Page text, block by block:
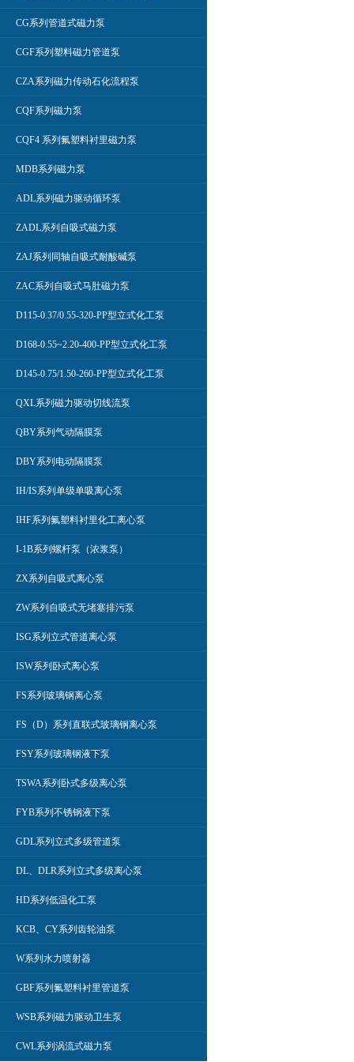
CG系列管道式磁力泵
CGF系列塑料磁力管道泵
CZA系列磁力传动石化流程泵
CQF系列磁力泵
CQF4 系列氟塑料衬里磁力泵
MDB系列磁力泵
ADL系列磁力驱动循环泵
ZADL系列自吸式磁力泵
ZAJ系列同轴自吸式耐酸碱泵
ZAC系列自吸式马肚磁力泵
D115-0.37/0.55-320-PP型立式化工泵
D168-0.55~2.20-400-PP型立式化工泵
D145-0.75/1.50-260-PP型立式化工泵
QXL系列磁力驱动切线流泵
QBY系列气动隔膜泵
DBY系列电动隔膜泵
IH/IS系列单级单吸离心泵
IHF系列氟塑料衬里化工离心泵
I-1B系列螺杆泵（浓浆泵）
ZX系列自吸式离心泵
ZW系列自吸式无堵塞排污泵
ISG系列立式管道离心泵
ISW系列卧式离心泵
FS系列玻璃钢离心泵
FS（D）系列直联式玻璃钢离心泵
FSY系列玻璃钢液下泵
TSWA系列卧式多级离心泵
FYB系列不锈钢液下泵
GDL系列立式多级管道泵
DL、DLR系列立式多级离心泵
HD系列低温化工泵
KCB、CY系列齿轮油泵
W系列水力喷射器
GBF系列氟塑料衬里管道泵
WSB系列磁力驱动卫生泵
CWL系列涡流式磁力泵